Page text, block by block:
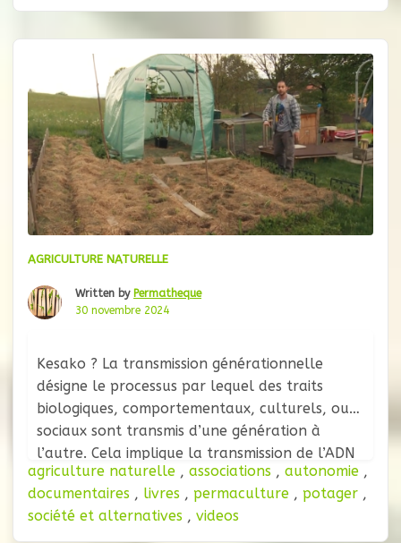
renforce la résilience des cultures face
AGRICULTURE NATURELLE
Written by Permatheque
30 novembre 2024
Kesako ? La transmission générationnelle
désigne le processus par lequel des traits
biologiques, comportementaux, culturels, ou
sociaux sont transmis d’une génération à
l’autre. Cela implique la transmission de l’ADN
et des caractéristiques génétiques des parents
à leur progéniture, assurant la perpétuation
des espèces et l’adaptation aux
agriculture naturelle , associations , autonomie ,
documentaires , livres , permaculture , potager ,
société et alternatives , videos